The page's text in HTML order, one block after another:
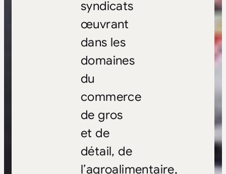
syndicats
œuvrant
dans les
domaines
du
commerce
de gros
et de
détail, de
l’agroalimentaire,